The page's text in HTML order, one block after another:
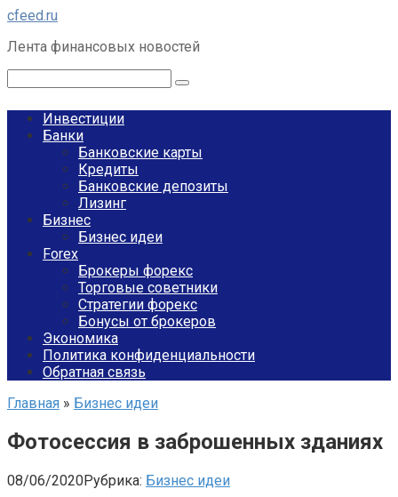
Перейти
контенту
cfeed.ru
Лента финансовых новостей
Инвестиции
Банки
Банковские карты
Кредиты
Банковские депозиты
Лизинг
Бизнес
Бизнес идеи
Forex
Брокеры форекс
Торговые советники
Стратегии форекс
Бонусы от брокеров
Экономика
Политика конфиденциальности
Обратная связь
Главная » Бизнес идеи
Фотосессия в заброшенных зданиях
08/06/2020Рубрика: Бизнес идеи